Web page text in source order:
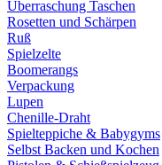
Überraschung Taschen
Rosetten und Schärpen
Ruß
Spielzelte
Boomerangs
Verpackung
Lupen
Chenille-Draht
Spielteppiche & Babygyms
Selbst Backen und Kochen